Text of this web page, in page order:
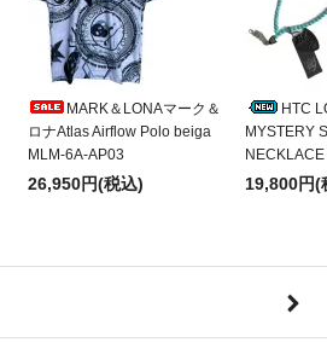
MARK＆LONAマーク＆
ロナAtlas Airflow Polo beiga
MLM-6A-AP03
26,950円(税込)
HTC
MYSTERY
19,800円(